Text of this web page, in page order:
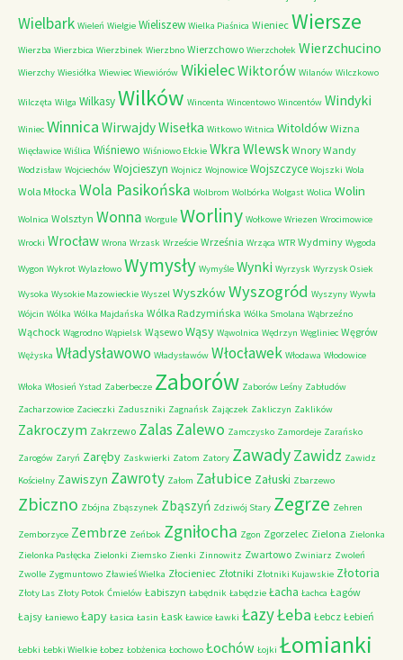
Wielbark Wieleń Wielgie Wieliszew Wielka Piaśnica Wieniec Wiersze
Wierzba Wierzbica Wierzbinek Wierzbno Wierzchowo Wierzchołek Wierzchucino
Wierzchy Wiesiółka Wiewiec Wiewiórów WikielecWiktorów Wilanów Wilczkowo
Wilczęta Wilga WilkasyWilków Wincenta Wincentowo Wincentów Windyki
Winiec Winnica WirwajdyWisełka Witkowo Witnica Witoldów Wizna
Więcławice Wiślica Wiśniewo Wiśniowo Ełckie Wkra Wlewsk Wnory Wandy
Wodzisław Wojciechów Wojcieszyn Wojnicz Wojnowice Wojszczyce Wojszki Wola
Wola Młocka Wola Pasikońska Wolbrom Wolbórka Wolgast Wolica Wolin
Wolnica Wolsztyn Wonna Worgule Worliny Wołkowe Wriezen Wrocimowice
Wrocki Wrocław Wrona Wrzask Wrzeście Września Wrząca WTR Wydminy Wygoda
Wygon Wykrot Wylazłowo Wymysły Wymyśle Wynki Wyrzysk Wyrzysk Osiek
Wysoka Wysokie Mazowieckie Wyszel WyszkówWyszogród Wyszyny Wywła
Wójcin Wólka Wólka Majdańska Wólka Radzymińska Wólka Smolana Wąbrzeźno
Wąchock Wągrodno Wąpielsk Wąsewo Wąsy Wąwolnica Wędrzyn Węgliniec Węgrów
Wężyska Władysławowo Władysławów Włocławek Włodawa Włodowice
Włoka Włosień Ystad Zaberbecze Zaborów Zaborów Leśny Zabłudów
Zacharzowice Zacieczki Zaduszniki Zagnańsk Zajączek Zakliczyn Zaklików
Zakroczym Zakrzewo ZalasZalewo Zamczysko Zamordeje Zarańsko
Zarogów Zaryń Zaręby Zaskwierki Zatom Zatory ZawadyZawidz Zawidz
Kościelny Zawiszyn Zawroty Załom Załubice Załuski Zbarzewo
Zbiczno Zbójna Zbąszynek Zbąszyń Zdziwój Stary Zegrze Zehren
Zemborzyce Zembrze Zeńbok Zgniłocha Zgon Zgorzelec Zielona Zielonka
Zielonka Pasłęcka Zielonki Ziemsko Zienki Zinnowitz Zwartowo Zwiniarz Zwoleń
Zwolle Zygmuntowo Zławieś Wielka Złocieniec Złotniki Złotniki Kujawskie Złotoria
Złoty Las Złoty Potok Ćmielów Łabiszyn Łabędnik Łabędzie Łacha Łachca Łagów
Łajsy Łaniewo Łapy Łasica Łasin Łask Ławice Ławki ŁazyŁeba Łebcz Łebień
Łebki Łebki Wielkie Łobez Łobżenica Łochowo Łochów Łojki Łomianki